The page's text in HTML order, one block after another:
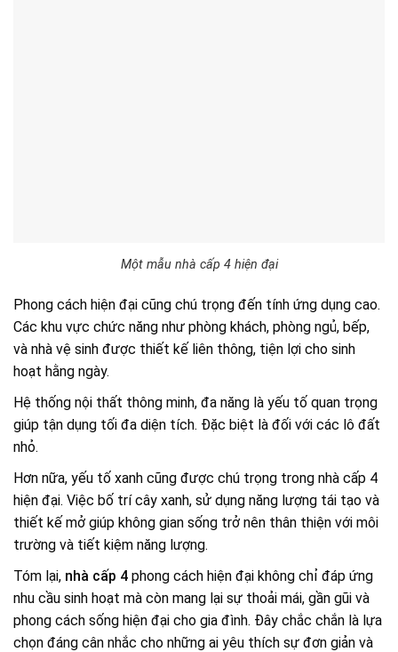
Một mẫu nhà cấp 4 hiện đại
Phong cách hiện đại cũng chú trọng đến tính ứng dụng cao.
Các khu vực chức năng như phòng khách, phòng ngủ, bếp,
và nhà vệ sinh được thiết kế liên thông, tiện lợi cho sinh
hoạt hằng ngày.
Hệ thống nội thất thông minh, đa năng là yếu tố quan trọng
giúp tận dụng tối đa diện tích. Đặc biệt là đối với các lô đất
nhỏ.
Hơn nữa, yếu tố xanh cũng được chú trọng trong nhà cấp 4
hiện đại. Việc bố trí cây xanh, sử dụng năng lượng tái tạo và
thiết kế mở giúp không gian sống trở nên thân thiện với môi
trường và tiết kiệm năng lượng.
Tóm lại, nhà cấp 4 phong cách hiện đại không chỉ đáp ứng
nhu cầu sinh hoạt mà còn mang lại sự thoải mái, gần gũi và
phong cách sống hiện đại cho gia đình. Đây chắc chắn là lựa
chọn đáng cân nhắc cho những ai yêu thích sự đơn giản và